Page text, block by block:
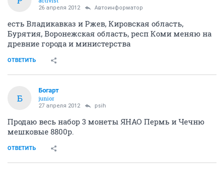
26 апреля 2012 Автоинформатор
есть Владикавказ и Ржев, Кировская область,
Бурятия, Воронежская область, респ Коми меняю на
древние города и министерства
ОТВЕТИТЬ
Б
Богарт
junior
27 апреля 2012 psih
Продаю весь набор 3 монеты ЯНАО Пермь и Чечню
мешковые 8800р.
ОТВЕТИТЬ